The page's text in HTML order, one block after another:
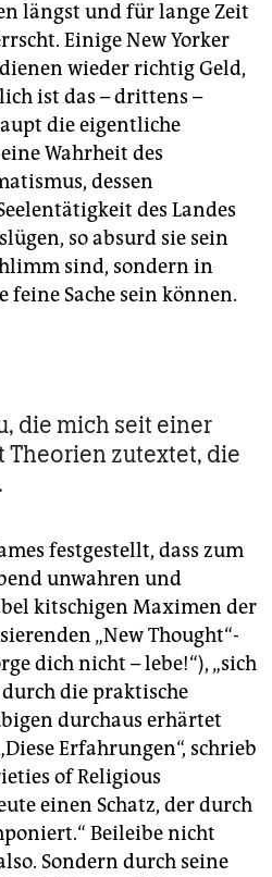
längst und für lange Zeit
Einige New Yorker
wieder richtig Geld,
ist das – drittens –
die eigentliche
Wahrheit des
dessen
des Landes
so absurd sie sein
sind, sondern in
Sache sein können.
die mich seit einer
Theorien zutextet, die
festgestellt, dass zum
unwahren und
kitschigen Maximen der
„New Thought“-
dich nicht – lebe!“), „sich
die praktische
durchaus erhärtet
Erfahrungen“, schrieb
of Religious
einen Schatz, der durch
Beileibe nicht
Sondern durch seine